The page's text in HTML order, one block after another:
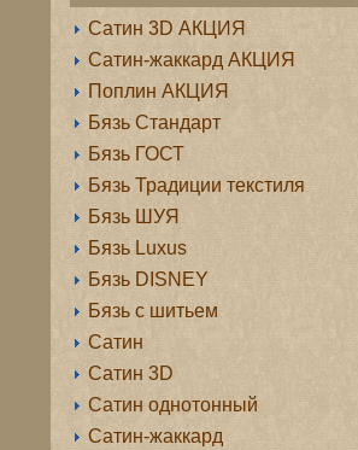
Сатин 3D АКЦИЯ
Сатин-жаккард АКЦИЯ
Поплин АКЦИЯ
Бязь Стандарт
Бязь ГОСТ
Бязь Традиции текстиля
Бязь ШУЯ
Бязь Luxus
Бязь DISNEY
Бязь с шитьем
Сатин
Сатин 3D
Сатин однотонный
Сатин-жаккард